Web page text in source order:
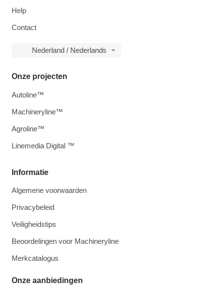
Help
Contact
Nederland / Nederlands
Informatie
Algemene voorwaarden
Privacybeleid
Veiligheidstips
Beoordelingen voor Machineryline
Merkcatalogus
Onze aanbiedingen
Onze projecten
Autoline™
Machineryline™
Agroline™
Linemedia Digital ™